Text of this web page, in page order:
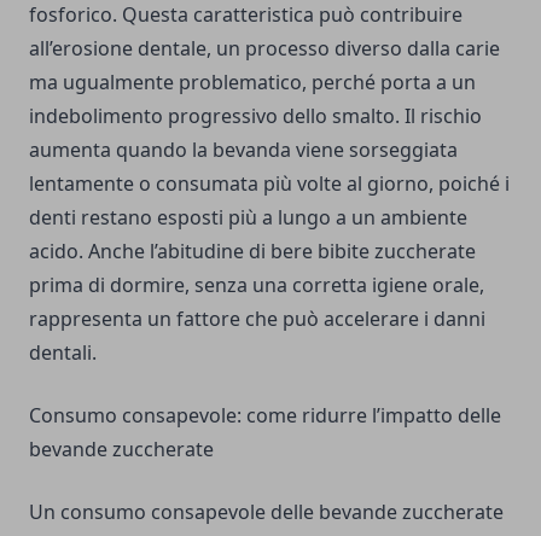
fosforico. Questa caratteristica può contribuire
all’erosione dentale, un processo diverso dalla carie
ma ugualmente problematico, perché porta a un
indebolimento progressivo dello smalto. Il rischio
aumenta quando la bevanda viene sorseggiata
lentamente o consumata più volte al giorno, poiché i
denti restano esposti più a lungo a un ambiente
acido. Anche l’abitudine di bere bibite zuccherate
prima di dormire, senza una corretta igiene orale,
rappresenta un fattore che può accelerare i danni
dentali.
Consumo consapevole: come ridurre l’impatto delle
bevande zuccherate
Un consumo consapevole delle bevande zuccherate